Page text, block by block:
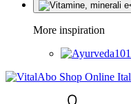
More inspiration